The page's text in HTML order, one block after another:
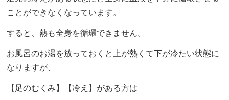
ことができなくなっています。
すると、熱も全身を循環できません。
お風呂のお湯を放っておくと上が熱くて下が冷たい状態に
なりますが、
【足のむくみ】【冷え】がある方は